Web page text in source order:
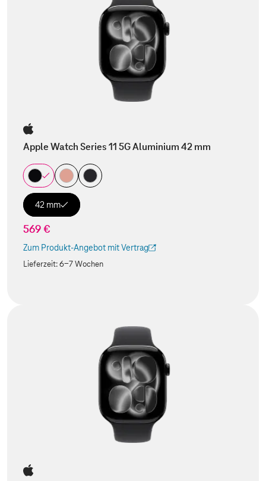
Apple Watch Series 11 5G Aluminium 42 mm
42 mm
569 €
Zum Produkt-Angebot mit Vertrag
(Der Link wird in einem neuen Tab geöffnet)
Lieferzeit:6-7 Wochen